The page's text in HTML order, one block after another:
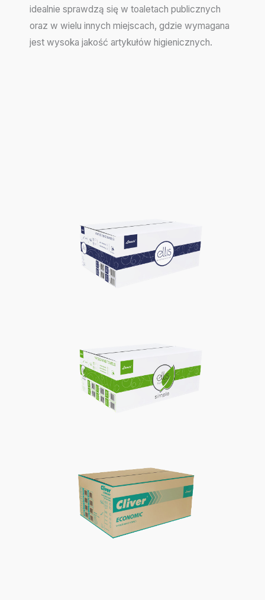
idealnie sprawdzą się w toaletach publicznych
oraz w wielu innych miejscach, gdzie wymagana
jest wysoka jakość artykułów higienicznych.